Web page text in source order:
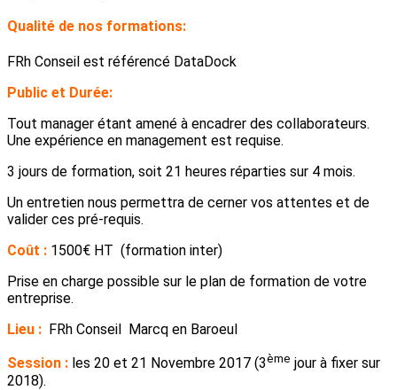
Qualité de nos formations:
FRh Conseil est référencé DataDock
Public et Durée:
Tout manager étant amené à encadrer des collaborateurs.
Une expérience en management est requise.
3 jours de formation, soit 21 heures réparties sur 4 mois.
Un entretien nous permettra de cerner vos attentes et de
valider ces pré-requis.
Coût : 1500€ HT (formation inter)
Prise en charge possible sur le plan de formation de votre
entreprise.
Lieu : FRh Conseil Marcq en Baroeul
Session : les 20 et 21 Novembre 2017 (3ème jour à fixer sur
2018).